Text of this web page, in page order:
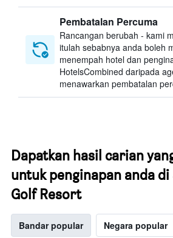
Pembatalan Percuma
Rancangan berubah - kami
itulah sebabnya anda boleh
menempah hotel dan
HotelsCombined daripada
menawarkan pembatalan
Dapatkan hasil carian
untuk penginapan anda
Golf Resort
Bandar popular Negara popular